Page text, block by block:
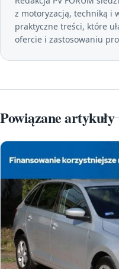
z motoryzacją, techniką i
praktyczne treści, które
ofercie i zastosowaniu
Powiązane artykuły